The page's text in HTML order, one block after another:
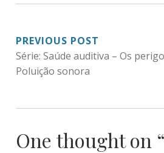
NAVEGAÇÃO
DE
PREVIOUS POST
Série: Saúde auditiva – Os
Poluição sonora
One thought on “